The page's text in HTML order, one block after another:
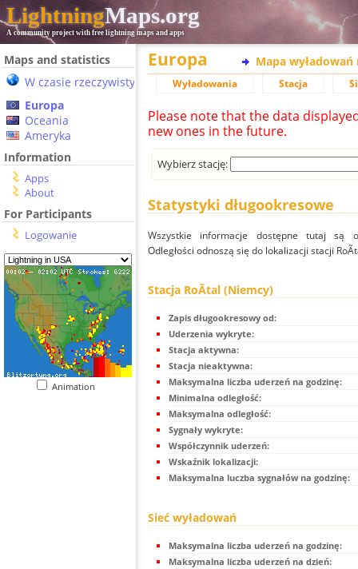
LightningMaps.org
A community project with free lightning maps and apps
Maps and statistics
W czasie rzeczywistym
Europa
Oceania
Ameryka
Information
Apps
About
For Participants
Logowanie
Animation
Europa Mapa wyładowań
Wyładowania Stacja
Please note that the data
new ones in the future.
Wybierz stację:
Statystyki długookresowe
Wszystkie informacje dostępne tutaj są
Odległości odnoszą się do lokalizacji stacji
Stacja RoÃtal (Niemcy)
Zapis długookresowy od:
Uderzenia wykryte:
Stacja aktywna:
Stacja nieaktywna:
Maksymalna liczba uderzeń na godzinę:
Minimalna odległość:
Maksymalna odległość:
Sygnały wykryte:
Współczynnik uderzeń:
Wskaźnik lokalizacji:
Maksymalna luczba sygnałów na godzinę:
Sieć wyładowań
Maksymalna liczba uderzeń na godzinę:
Maksymalna liczba uderzeń na dzień: